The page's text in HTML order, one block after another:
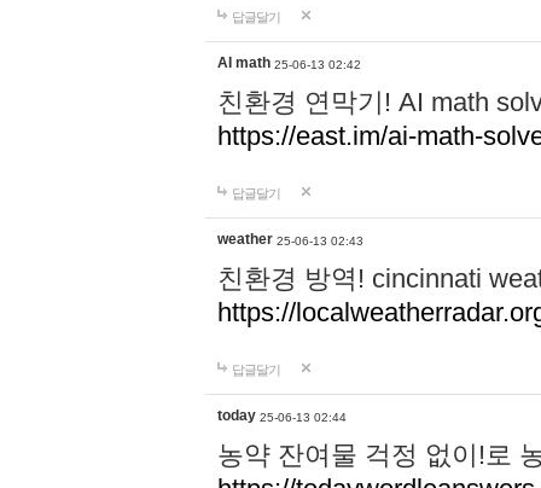
답글달기
AI math 25-06-13 02:42
친환경 연막기! AI math
https://east.im/ai-math-
답글달기
weather 25-06-13 02:43
친환경 방역! cincinnati
https://
답글달기
today 25-06-13 02:44
농약 잔여물 걱정 없이!로